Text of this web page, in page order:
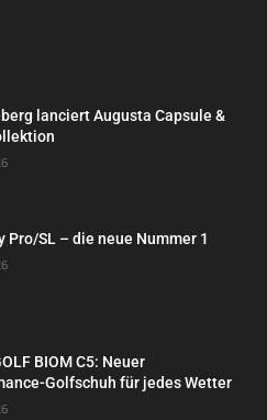
lanciert Augusta Capsule &
Pro/SL – die neue Nummer 1
BIOM C5: Neuer
Golfschuh für jedes Wetter